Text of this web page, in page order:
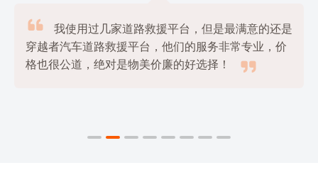

我使用过几家道路救援平台，但是最满意的还是
穿越者汽车道路救援平台，他们的服务非常专业，价
格也很公道，绝对是物美价廉的好选择！
